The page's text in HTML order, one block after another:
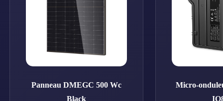
Panneau DMEGC 500 Wc
Black
Micro-